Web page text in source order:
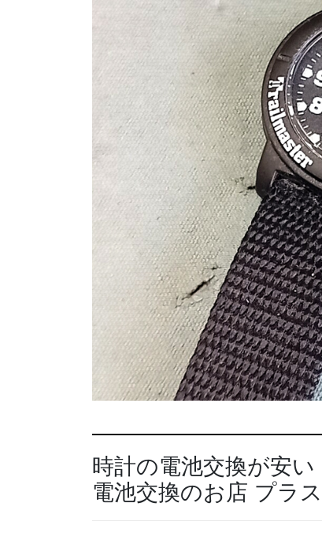
時計の電池交換が安
電池交換のお店 プラ